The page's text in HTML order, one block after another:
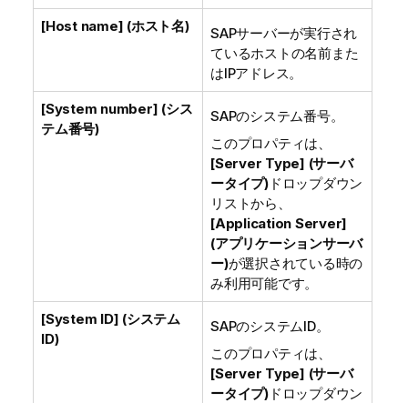
[Host name] (ホスト名)
SAPサーバーが実行され
ているホストの名前また
はIPアドレス。
[System number] (シス
テム番号)
SAPのシステム番号。
このプロパティは、
[Server Type] (サーバ
ータイプ)ドロップダウン
リストから、
[Application Server]
(アプリケーションサーバ
ー)が選択されている時の
み利用可能です。
[System ID] (システム
ID)
SAPのシステムID。
このプロパティは、
[Server Type] (サーバ
ータイプ)ドロップダウン